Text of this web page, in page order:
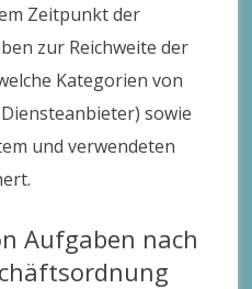
Zeitpunkt der
zur Reichweite der
Kategorien von
sowie
und verwendeten
Aufgaben nach